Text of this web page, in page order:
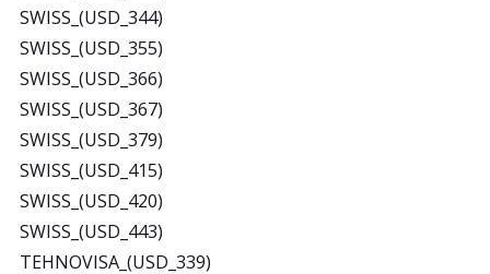
SWISS_(USD_344)
SWISS_(USD_355)
SWISS_(USD_366)
SWISS_(USD_367)
SWISS_(USD_379)
SWISS_(USD_415)
SWISS_(USD_420)
SWISS_(USD_443)
TEHNOVISA_(USD_339)